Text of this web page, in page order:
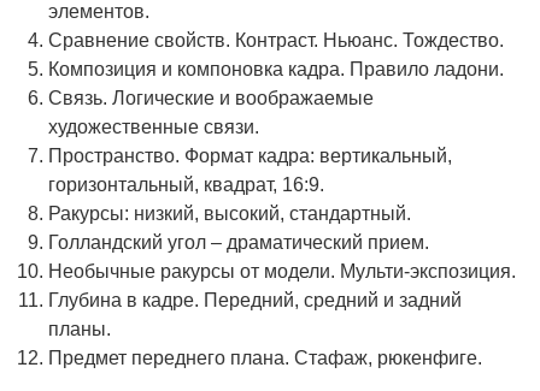
элементов.
Сравнение свойств. Контраст. Ньюанс. Тождество.
Композиция и компоновка кадра. Правило ладони.
Связь. Логические и воображаемые
художественные связи.
Пространство. Формат кадра: вертикальный,
горизонтальный, квадрат, 16:9.
Ракурсы: низкий, высокий, стандартный.
Голландский угол – драматический прием.
Необычные ракурсы от модели. Мульти-экспозиция.
Глубина в кадре. Передний, средний и задний
планы.
Предмет переднего плана. Стафаж, рюкенфиге.